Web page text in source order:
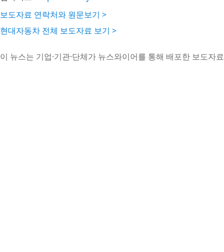
보도자료 연락처와 원문보기 >
현대자동차 전체 보도자료 보기 >
이 뉴스는 기업·기관·단체가 뉴스와이어를 통해 배포한 보도자